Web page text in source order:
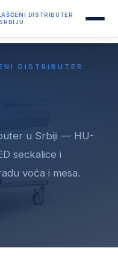
DISTRIBUTER
DISTRIBUTER
u Srbiji — HU-
seckalice i
voća i mesa.